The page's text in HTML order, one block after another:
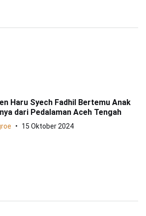
Haru Syech Fadhil Bertemu Anak
dari Pedalaman Aceh Tengah
15 Oktober 2024